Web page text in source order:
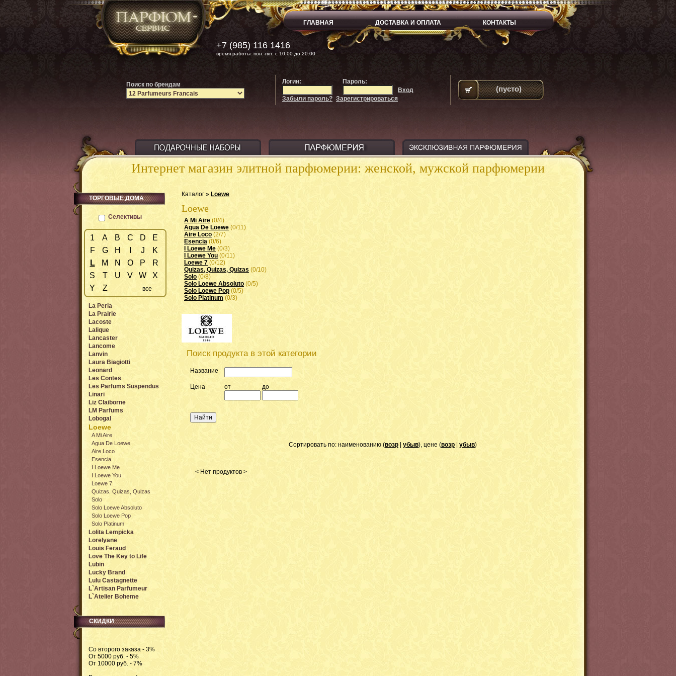
Интернет магазин элитной парфюмерии: женской, мужской парфюмерии
Каталог » Loewe
Loewe
A Mi Aire (0/4)
Agua De Loewe (0/11)
Aire Loco (2/7)
Esencia (0/6)
I Loewe Me (0/3)
I Loewe You (0/11)
Loewe 7 (0/12)
Quizas, Quizas, Quizas (0/10)
Solo (0/8)
Solo Loewe Absoluto (0/5)
Solo Loewe Pop (0/5)
Solo Platinum (0/3)
Поиск продукта в этой категории
Название
Цена от до
Сортировать по: наименованию (возр убыв), цене (возр убыв)
< Нет продуктов >
ТОРГОВЫЕ ДОМА
Селективы
1 A B C D
E
F
G H J
K
L
M N O P
R
S
T U V W
X
Y
Z все
La Perla
La Prairie
Lacoste
Lalique
Lancaster
Lancome
Lanvin
Laura Biagiotti
Leonard
Les Contes
Les Parfums Suspendus
Linari
Liz Claiborne
LM Parfums
Lobogal
Loewe
A Mi Aire
Agua De Loewe
Aire Loco
Esencia
I Loewe Me
I Loewe You
Loewe 7
Quizas, Quizas, Quizas
Solo
Solo Loewe Absoluto
Solo Loewe Pop
Solo Platinum
Lolita Lempicka
Lorelyane
Louis Feraud
Love The Key to Life
Lubin
Lucky Brand
Lulu Castagnette
L`Artisan Parfumeur
L`Atelier Boheme
СКИДКИ
Со второго заказа - 3%
От 5000 руб. - 5%
От 10000 руб. - 7%
ГЛАВНАЯ ДОСТАВКА И ОПЛАТА КОНТАКТЫ
+7 (985) 116 1416
время работы: пон.-пят. с 10:00 до 20:00
Поиск по брендам Логин:
Пароль:
Вход
Забыли пароль? Зарегистрироваться
(пусто)